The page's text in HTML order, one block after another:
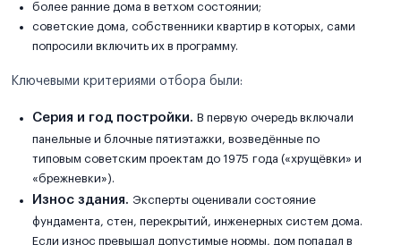
более ранние дома в ветхом состоянии;
советские дома, собственники квартир в которых, сами
попросили включить их в программу.
Ключевыми критериями отбора были:
Серия и год постройки. В первую очередь включали
панельные и блочные пятиэтажки, возведённые по
типовым советским проектам до 1975 года («хрущёвки» и
«брежневки»).
Износ здания. Эксперты оценивали состояние
фундамента, стен, перекрытий, инженерных систем дома.
Если износ превышал допустимые нормы, дом попадал в